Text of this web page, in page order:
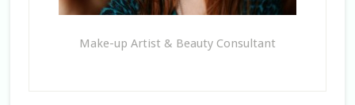
Make-up Artist & Beauty Consultant